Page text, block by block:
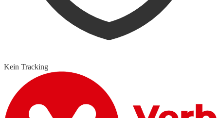
Kein Tracking